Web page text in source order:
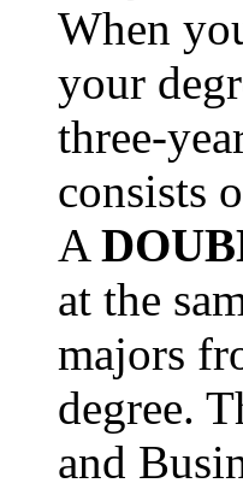
When
your
three-
consists
A
at the
majors
degree.
and